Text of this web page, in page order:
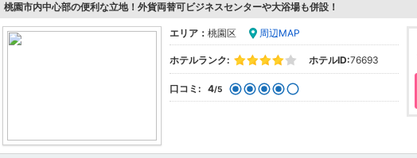
桃園市内中心部の便利な立地！外貨両替可ビジネスセンターや大浴場も併設！
エリア： 桃園区 周辺MAP
ホテルランク: ホテルID:76693
口コミ: 4/5